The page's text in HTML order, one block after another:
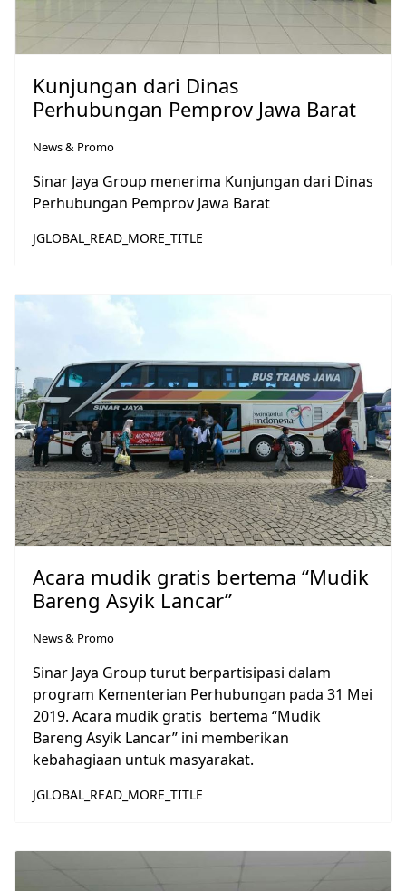
Kunjungan dari Dinas
Perhubungan Pemprov Jawa Barat
News & Promo
Sinar Jaya Group menerima Kunjungan dari Dinas
Perhubungan Pemprov Jawa Barat
JGLOBAL_READ_MORE_TITLE
Acara mudik gratis bertema “Mudik
Bareng Asyik Lancar”
News & Promo
Sinar Jaya Group turut berpartisipasi dalam
program Kementerian Perhubungan pada 31 Mei
2019. Acara mudik gratis bertema “Mudik
Bareng Asyik Lancar” ini memberikan
kebahagiaan untuk masyarakat.
JGLOBAL_READ_MORE_TITLE